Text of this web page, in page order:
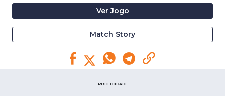
Ver Jogo
Match Story
PUBLICIDADE